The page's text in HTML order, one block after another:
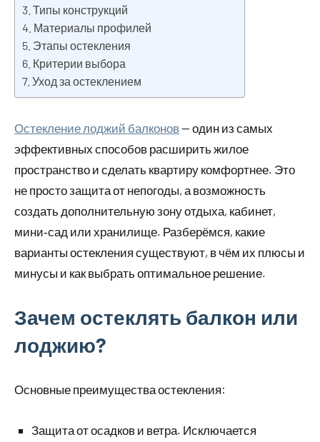
Типы конструкций
Материалы профилей
Этапы остекления
Критерии выбора
Уход за остеклением
Остекление лоджий балконов— один из самых
эффективных способов расширить жилое
пространство и сделать квартиру комфортнее. Это
не просто защита от непогоды, а возможность
создать дополнительную зону отдыха, кабинет,
мини‑сад или хранилище. Разберёмся, какие
варианты остекления существуют, в чём их плюсы и
минусы и как выбрать оптимальное решение.
Зачем остеклять балкон или
лоджию?
Основные преимущества остекления:
Защита от осадков и ветра. Исключается